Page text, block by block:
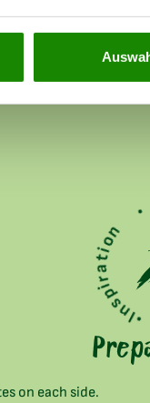
on each side.